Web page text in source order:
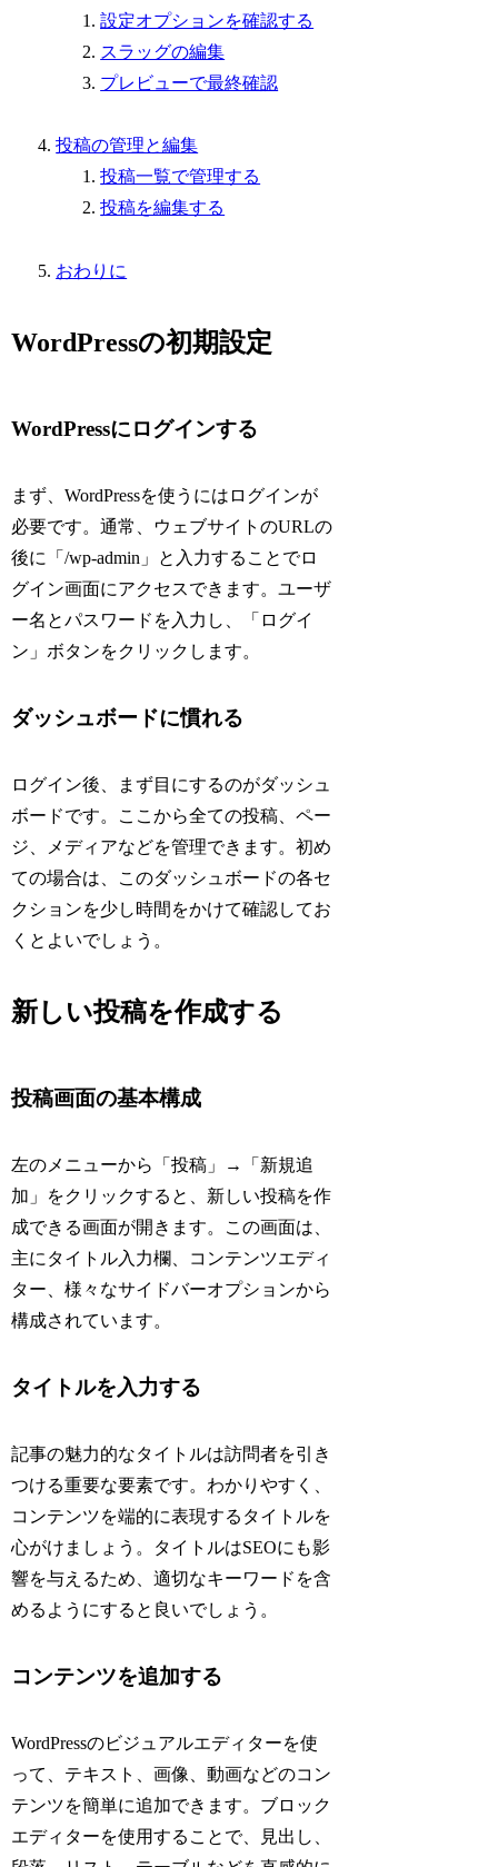
設定オプションを確認する
スラッグの編集
プレビューで最終確認
投稿の管理と編集
投稿一覧で管理する
投稿を編集する
おわりに
WordPressの初期設定
WordPressにログインする
まず、WordPressを使うにはログインが
必要です。通常、ウェブサイトのURLの
後に「/wp-admin」と入力することでロ
グイン画面にアクセスできます。ユーザ
ー名とパスワードを入力し、「ログイ
ン」ボタンをクリックします。
ダッシュボードに慣れる
ログイン後、まず目にするのがダッシュ
ボードです。ここから全ての投稿、ペー
ジ、メディアなどを管理できます。初め
ての場合は、このダッシュボードの各セ
クションを少し時間をかけて確認してお
くとよいでしょう。
新しい投稿を作成する
投稿画面の基本構成
左のメニューから「投稿」→「新規追
加」をクリックすると、新しい投稿を作
成できる画面が開きます。この画面は、
主にタイトル入力欄、コンテンツエディ
ター、様々なサイドバーオプションから
構成されています。
タイトルを入力する
記事の魅力的なタイトルは訪問者を引き
つける重要な要素です。わかりやすく、
コンテンツを端的に表現するタイトルを
心がけましょう。タイトルはSEOにも影
響を与えるため、適切なキーワードを含
めるようにすると良いでしょう。
コンテンツを追加する
WordPressのビジュアルエディターを使
って、テキスト、画像、動画などのコン
テンツを簡単に追加できます。ブロック
エディターを使用することで、見出し、